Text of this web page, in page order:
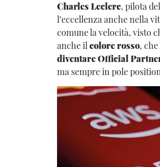
Charles Leclerc, pilota
l’eccellenza anche nella
comune la velocità, visto
anche ilcolore rosso,
diventare Official
ma sempre in pole